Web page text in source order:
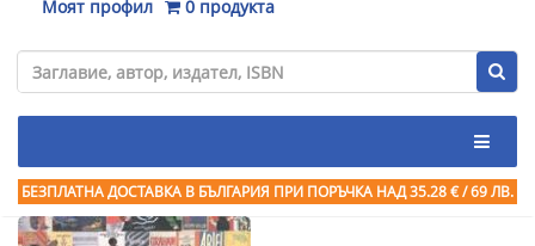
Моят профил 0 продукта
БЕЗПЛАТНА ДОСТАВКА В БЪЛГАРИЯ ПРИ ПОРЪЧКА НАД 35.28 € / 69 ЛВ.